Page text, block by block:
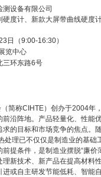
设备有限公司
度计、新款大屏带曲线硬度
日（9:00-16:30）
览中心
三环东路6号
称CIHTE）创办于2004年
沿阵地。产品轻量化、性能
的目标和市场竞争的焦点。
处理已不仅仅是制造业的基础
提条件，是制造业摆脱“廉价
新技术、新产品在提高材料
或自主研发节能低耗、智能